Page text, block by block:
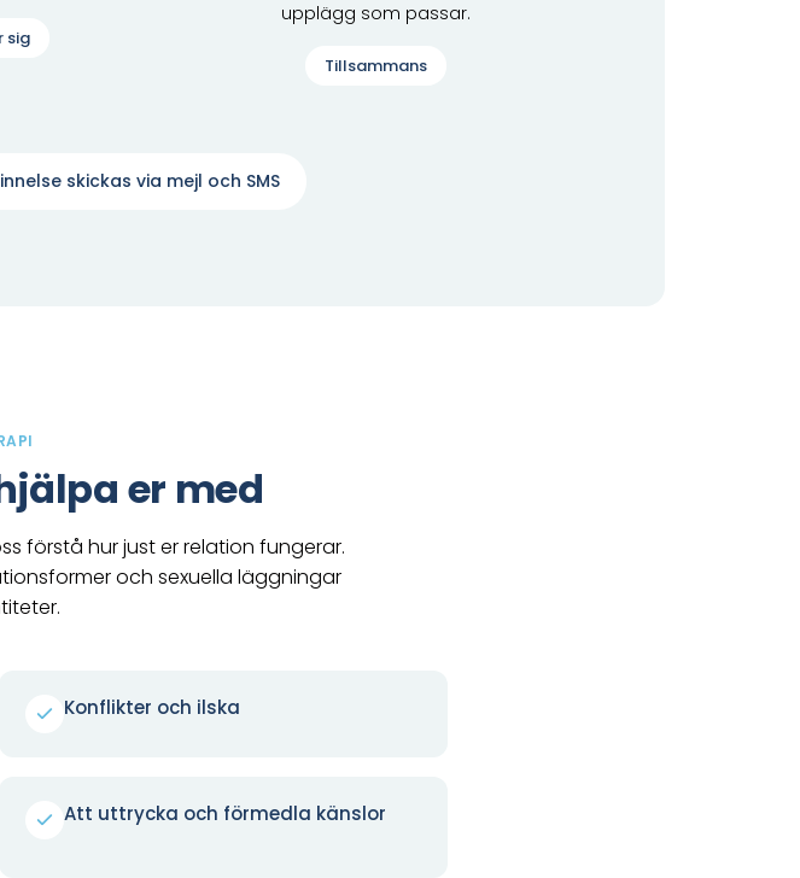
sig
upplägg som passar.
Tillsammans
skickas via mejl och SMS
er med
förstå hur just er relation fungerar.
och sexuella läggningar
Konflikter och ilska
Att uttrycka och förmedla känslor